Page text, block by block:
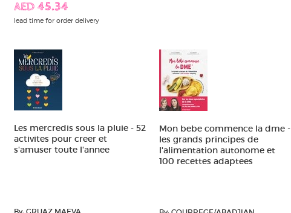
AED 45.34
lead time for order delivery
Les mercredis sous la pluie - 52
activites pour creer et
s'amuser toute l'annee
Mon bebe commence la dme -
les grands principes de
l'alimentation autonome et
100 recettes adaptees